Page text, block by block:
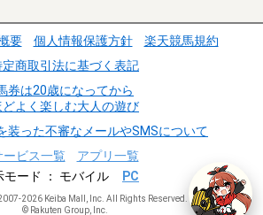
要 個人情報保護方針
楽天競馬規約
定商取引法に基づく表記
券は20歳になってから
どよく楽しむ大人の遊び
装った不審なメールやSMSについて
ービス一覧
アプリ一覧
モード
モバイル PC
2026 Keiba Mall, Inc. All Rights Reserved.
© Rakuten Group, Inc.